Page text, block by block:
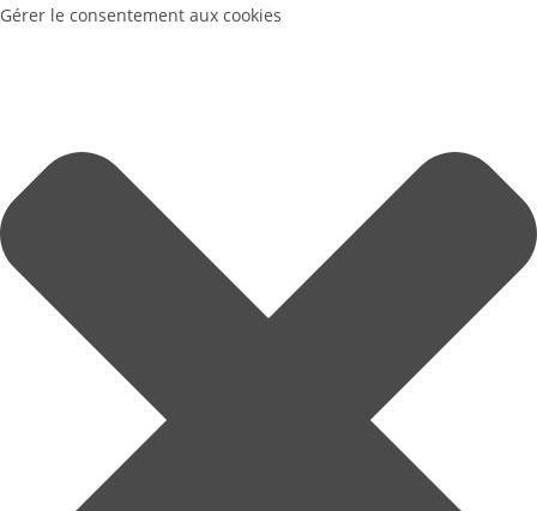
Gérer le consentement aux cookies